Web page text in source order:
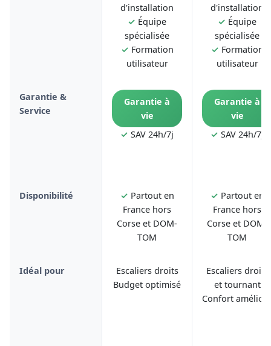
d'installation
✓ Équipe
spécialisée
✓ Formation
utilisateur
d'installation
✓ Équipe
spécialisée
✓ Formation
utilisateur
Garantie &
Service
Garantie à
vie
✓ SAV 24h/7j
Garantie à
vie
✓ SAV 24h/7j
Disponibilité ✓ Partout en
France hors
Corse et DOM-
TOM
✓ Partout en
France hors
Corse et DOM-
TOM
Idéal pour
Escaliers droits
Budget optimisé
Escaliers droits
et tournant
Confort